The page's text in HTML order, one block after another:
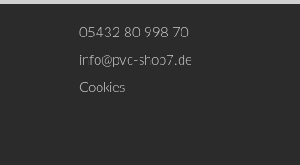
05432 80 998 70
info@pvc-shop7.de
Cookies